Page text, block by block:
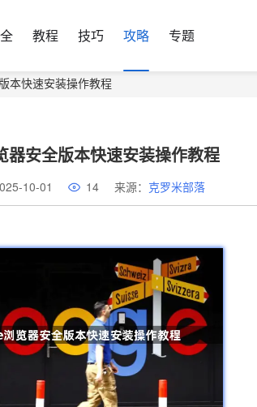
教程 技巧 攻略 专题
本快速安装操作教程
器安全版本快速安装操作教程
10-01 14 来源： 克罗米部落